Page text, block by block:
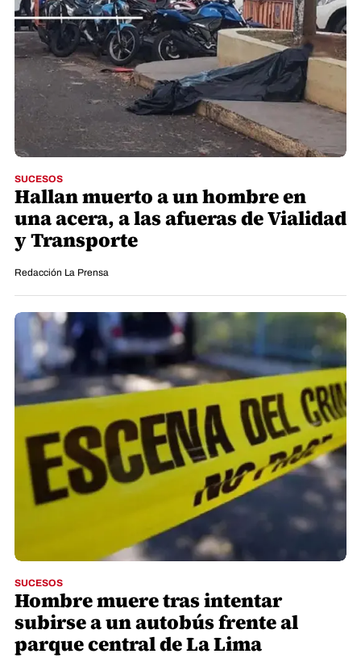
SUCESOS
Hallan muerto a un hombre en
una acera, a las afueras de Vialidad
y Transporte
Redacción La Prensa
SUCESOS
Hombre muere tras intentar
subirse a un autobús frente al
parque central de La Lima